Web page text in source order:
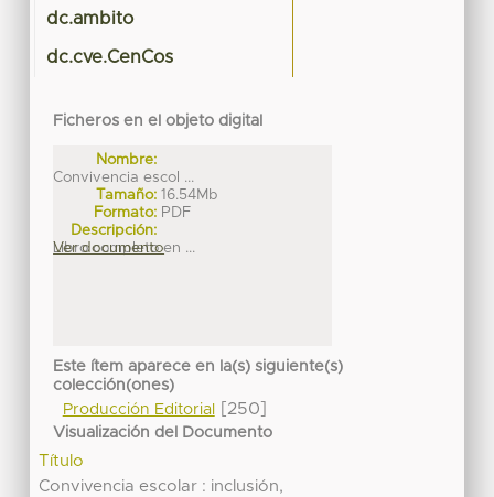
dc.ambito
dc.cve.CenCos
Ficheros en el objeto digital
Nombre:
Convivencia escol ...
Tamaño: 16.54Mb
Formato: PDF
Descripción:
Libro completo en ...
Ver documento
Este ítem aparece en la(s) siguiente(s)
colección(ones)
Producción Editorial[250]
Visualización del Documento
Título
Convivencia escolar : inclusión,